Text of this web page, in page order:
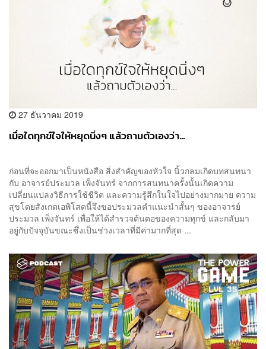
27 ธันวาคม 2019
เมื่อใดทุกข์ใจให้หยุดนิ่งๆ แล้วถามตัวเองว่า…
ก่อนที่จะออกมาเป็นหนังสือ สิ่งสำคัญของหัวใจ นิ้วกลมเกิดบทสนทนา
กับ อาจารย์ประมวล เพ็งจันทร์ จากการสนทนาครั้งนั้นเกิดความ
เปลี่ยนแปลงวิธีการใช้ชีวิต และความรู้สึกในใจไปอย่างมากมาย ความ
สุขโดยสังเกตเอพิโสดนี้จึงขอประมวลคำแนะนำสั้นๆ ของอาจารย์
ประมวล เพ็งจันทร์ เพื่อให้ได้สำรวจต้นตอของความทุกข์ และกลับมา
อยู่กับปัจจุบันขณะซึ่งเป็นช่วงเวลาที่มีค่ามากที่สุด ...